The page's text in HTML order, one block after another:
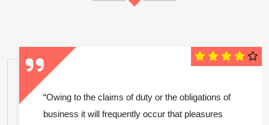
“Owing to the claims of duty or the obligations of
business it will frequently occur that pleasures